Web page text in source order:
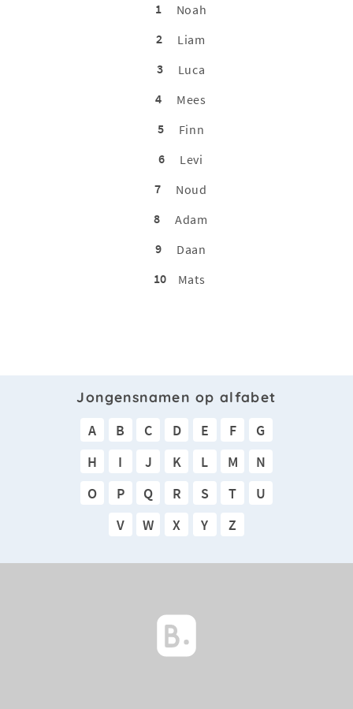
1
Noah
2
Liam
3
Luca
4
Mees
5
Finn
6
Levi
7
Noud
8
Adam
9
Daan
10
Mats
Jongensnamen op alfabet
A B C D E F
G
H
I J K L M
N
O
P Q R S T
U
V
W X Y Z